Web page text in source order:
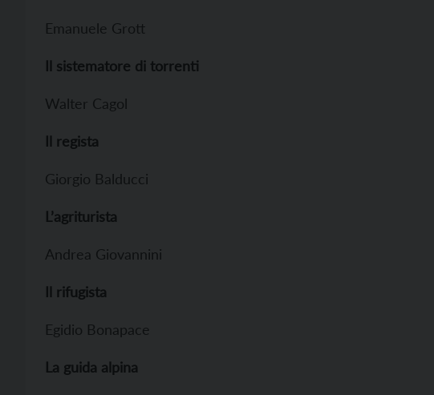
Emanuele Grott
Il sistematore di torrenti
Walter Cagol
Il regista
Giorgio Balducci
L’agriturista
Andrea Giovannini
Il rifugista
Egidio Bonapace
La guida alpina